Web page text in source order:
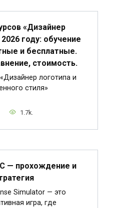
«Дизайнер
году: обучение
и бесплатные.
стоимость.
логотипа и
стиля»
1.7k.
— прохождение и
Simulator — это
игра, где